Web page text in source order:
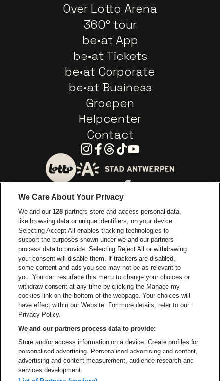
Over Lotto Arena
360° tour
be•at App
be•at Tickets
be•at Corporate
be•at Business
Groepen
Helpcenter
Contact
Instagram
Facebook
Threads
TiktokYoutube
Ga naar de website van
Ga naar de website van Europcar
Ga naar de
Ga naar de website van Coca-Cola
Ga naar de website van
Ga naar
Ga naar de website van Champagne
Ga naar de website
Ga naar de website van Het
Ga naar de
Lotto Arena is een deel vanbe•at
Lotto Arena
Schijnpoortweg 119, 2170 Antwerpen
Be-At Venues
Schijnpoortweg 119, 2170 Antwerpen
BTW (BE) 0461.051.688 - RPR Antwerpen
BNP Paribas Fortis - IBAN: BE93 2200 4925 0067 - BIC:
We Care About Your Privacy
We and our128 partners store and access personal data,
like browsing data or unique identifiers, on your device.
Selecting Accept All enables tracking technologies to
support the purposes shown under we and our partners
process data to provide. Selecting Reject All or withdrawing
your consent will disable them. If trackers are disabled,
some content and ads you see may not be as relevant to
you. You can resurface this menu to change your choices or
withdraw consent at any time by clicking the Manage my
cookies link on the bottom of the webpage. Your choices will
have effect within our Website. For more details, refer to our
Privacy Policy.
We and our partners process data to provide:
Store and/or access information on a device. Create profiles for
personalised advertising. Personalised advertising and content,
advertising and content measurement, audience research and
services development.